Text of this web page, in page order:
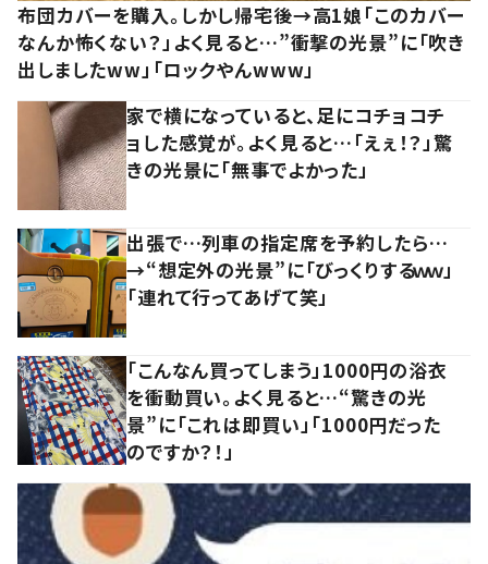
布団カバーを購入。しかし帰宅後→高1娘「このカバー
なんか怖くない？」よく見ると…”衝撃の光景”に「吹き
出しましたww」「ロックやんwww」
家で横になっていると、足にコチョコチ
ョした感覚が。よく見ると…「えぇ！？」驚
きの光景に「無事でよかった」
出張で…列車の指定席を予約したら…
→“想定外の光景”に「びっくりするｗｗ」
「連れて行ってあげて笑」
「こんなん買ってしまう」1000円の浴衣
を衝動買い。よく見ると…“驚きの光
景”に「これは即買い」「1000円だった
のですか？！」